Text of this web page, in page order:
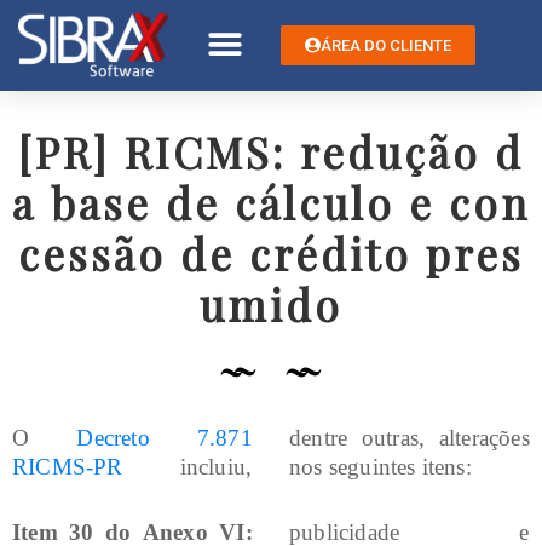
ÁREA DO CLIENTE
[PR] RICMS: redução d
a base de cálculo e con
cessão de crédito pres
umido
ODecreto 7.871
RICMS-PR
incluiu,
dentre outras, alterações
nos seguintes itens:
Item 30 do Anexo VI:
publicidade e